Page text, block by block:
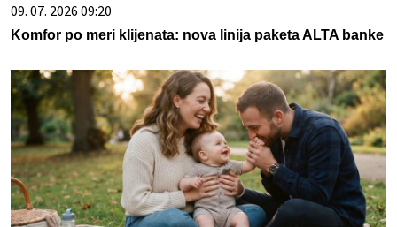
09. 07. 2026 09:20
Komfor po meri klijenata: nova linija paketa ALTA banke